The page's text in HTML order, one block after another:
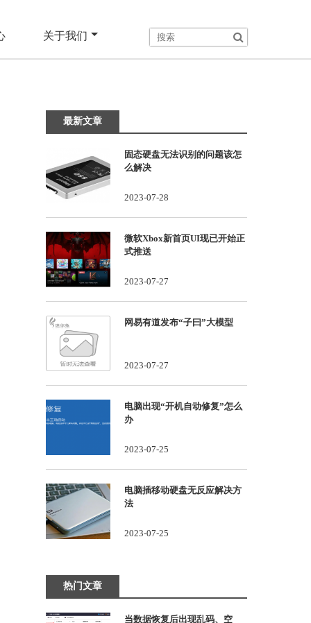
关于我们
最新文章
固态硬盘无法识别的问题该怎
么解决
2023-07-28
微软Xbox新首页UI现已开始正
式推送
2023-07-27
网易有道发布“子曰”大模型
2023-07-27
电脑出现“开机自动修复”怎么
办
2023-07-25
电脑插移动硬盘无反应解决方
法
2023-07-25
热门文章
当数据恢复后出现乱码、空